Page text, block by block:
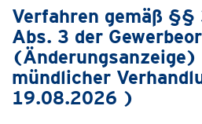
Verfahren gemäß
Abs. 3 der
(Änderungsanzeige)
mündlicher
19.08.2026 )